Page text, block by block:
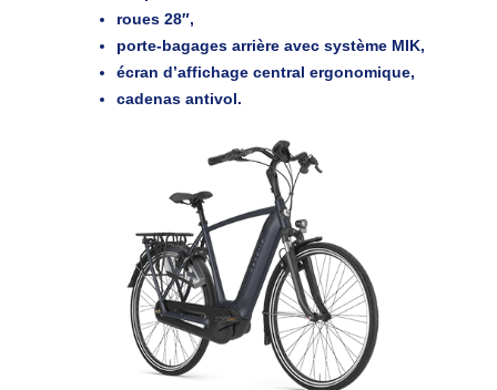
roues 28″,
porte-bagages arrière avec système MIK,
écran d’affichage central ergonomique,
cadenas antivol.